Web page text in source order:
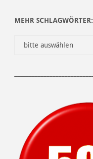
MEHR SCHLAGWÖRTER: